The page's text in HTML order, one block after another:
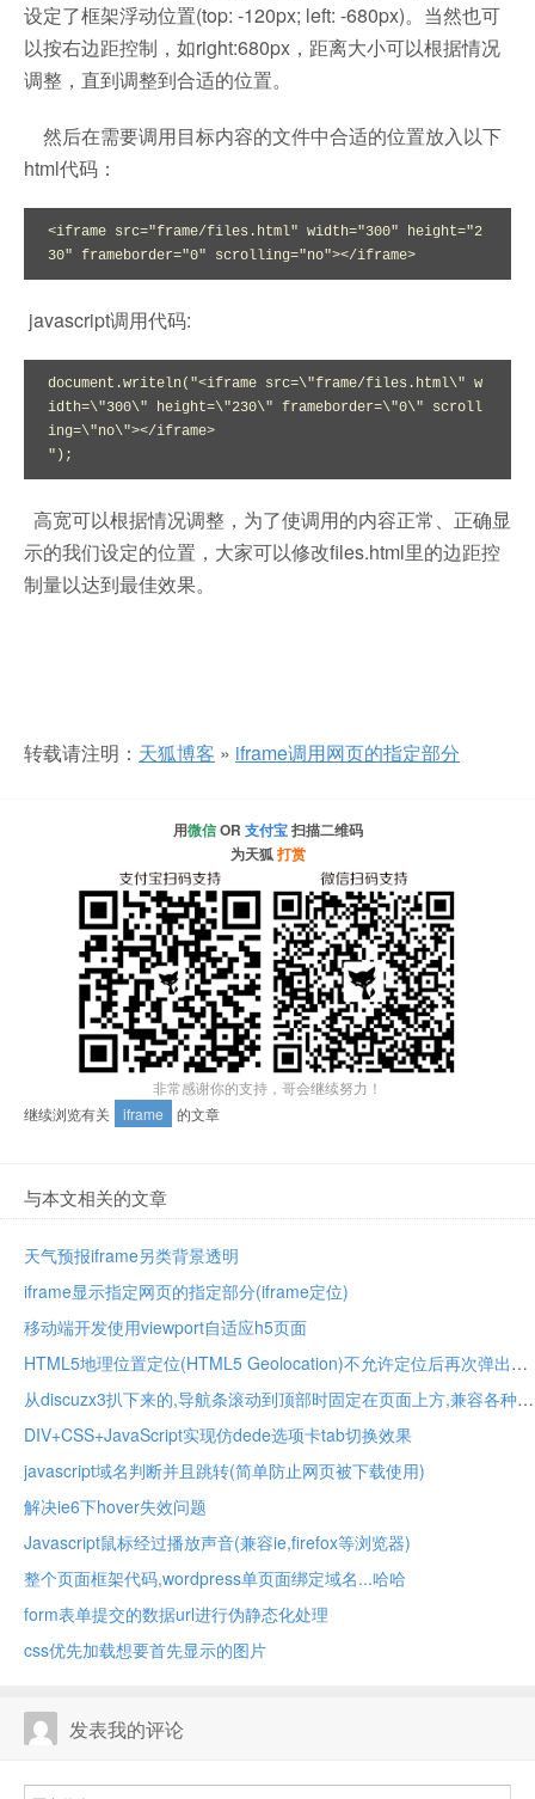
设定了框架浮动位置(top: -120px; left: -680px)。当然也可
以按右边距控制，如right:680px，距离大小可以根据情况
调整，直到调整到合适的位置。
然后在需要调用目标内容的文件中合适的位置放入以下
html代码：
<iframe src="frame/files.html" width="300" height="2
30" frameborder="0" scrolling="no"></iframe>
javascript调用代码:
document.writeln("<iframe src=\"frame/files.html\" w
idth=\"300\" height=\"230\" frameborder=\"0\" scroll
ing=\"no\"></iframe>
");
高宽可以根据情况调整，为了使调用的内容正常、正确显
示的我们设定的位置，大家可以修改files.html里的边距控
制量以达到最佳效果。
转载请注明： 天狐博客 » iframe调用网页的指定部分
用微信OR 支付宝扫描二维码
为天狐打赏
非常感谢你的支持，哥会继续努力！
继续浏览有关
iframe 的文章
与本文相关的文章
天气预报iframe另类背景透明
iframe显示指定网页的指定部分(iframe定位)
移动端开发使用viewport自适应h5页面
HTML5地理位置定位(HTML5 Geolocation)不允许定位后再次弹出用户权限提示
从discuzx3扒下来的,导航条滚动到顶部时固定在页面上方,兼容各种浏览器
DIV+CSS+JavaScript实现仿dede选项卡tab切换效果
javascript域名判断并且跳转(简单防止网页被下载使用)
解决ie6下hover失效问题
Javascript鼠标经过播放声音(兼容ie,firefox等浏览器)
整个页面框架代码,wordpress单页面绑定域名...哈哈
form表单提交的数据url进行伪静态化处理
css优先加载想要首先显示的图片
发表我的评论